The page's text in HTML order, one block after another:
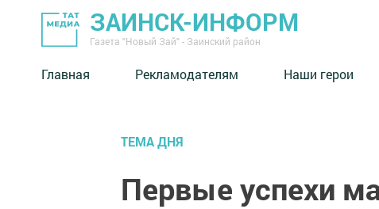
ЗАИНСК-ИНФОРМ
Газета "Новый Зай" - Заинский район
Главная Рекламодателям Наши герои
ТЕМА ДНЯ
Первые успехи